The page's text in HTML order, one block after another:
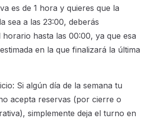
es de 1 hora y quieres que la
sea a las 23:00, deberás
hasta las 00:00, ya que esa
en la que finalizará la última
Si algún día de la semana tu
acepta reservas (por cierre o
simplemente deja el turno en